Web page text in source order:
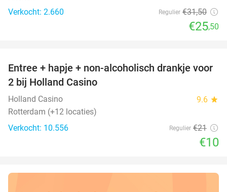
Verkocht: 2.660
Regulier €31,50
€25,50
52%
Entree + hapje + non-alcoholisch drankje voor
2 bij Holland Casino
Holland Casino 9.6 star
Rotterdam (+12 locaties)
Verkocht: 10.556
Regulier €21
€10